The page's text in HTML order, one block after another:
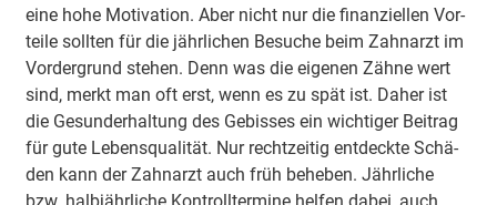
ei­ne ho­he Mo­ti­va­tion. Aber nicht nur die fi­nan­zi­el­len Vor­
tei­le soll­ten für die jähr­li­chen Be­su­che beim Zahn­arzt im
Vor­der­grund ste­hen. Denn was die ei­ge­nen Zäh­ne wert
sind, merkt man oft erst, wenn es zu spät ist. Da­her ist
die Ge­sund­er­hal­tung des Ge­biss­es ein wich­ti­ger Bei­trag
für gu­te Le­bens­qua­li­tät. Nur recht­zei­tig ent­deck­te Schä­
den kann der Zahn­arzt auch früh be­he­ben. Jähr­li­che